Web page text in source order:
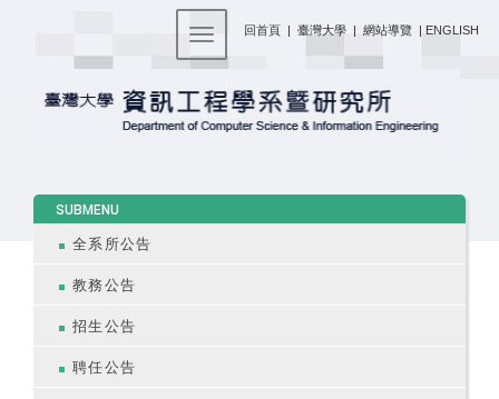
回首頁 | 臺灣大學 | 網站導覽 | ENGLISH
Toggle navigation
SUBMENU
全系所公告
教務公告
招生公告
聘任公告